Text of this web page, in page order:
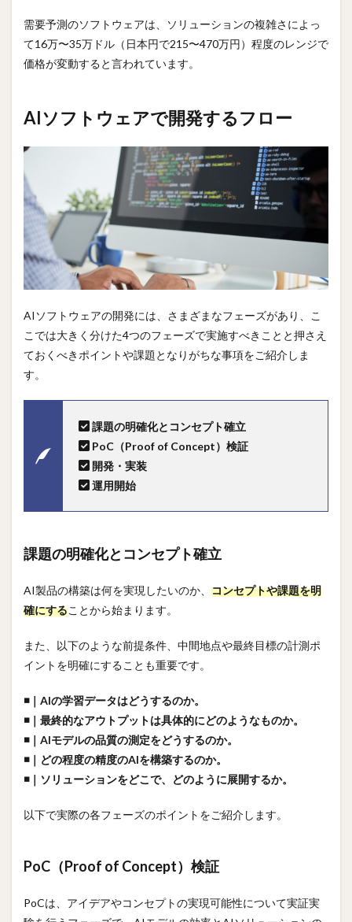
需要予測のソフトウェアは、ソリューションの複雑さによっ
て16万〜35万ドル（日本円で215〜470万円）程度のレンジで
価格が変動すると言われています。
AIソフトウェアで開発するフロー
AIソフトウェアの開発には、さまざまなフェーズがあり、こ
こでは大きく分けた4つのフェーズで実施すべきことと押さえ
ておくべきポイントや課題となりがちな事項をご紹介しま
す。
課題の明確化とコンセプト確立
PoC（Proof of Concept）検証
開発・実装
運用開始
課題の明確化とコンセプト確立
AI製品の構築は何を実現したいのか、 コンセプトや課題を明
確にすることから始まります。
また、以下のような前提条件、中間地点や最終目標の計測ポ
イントを明確にすることも重要です。
◾️｜AIの学習データはどうするのか。
◾️｜最終的なアウトプットは具体的にどのようなものか。
◾️｜AIモデルの品質の測定をどうするのか。
◾️｜どの程度の精度のAIを構築するのか。
◾️｜ソリューションをどこで、どのように展開するか。
以下で実際の各フェーズのポイントをご紹介します。
PoC（Proof of Concept）検証
PoCは、アイデアやコンセプトの実現可能性について実証実